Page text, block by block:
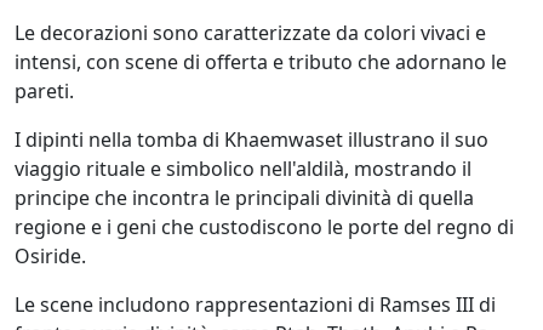
Le decorazioni sono caratterizzate da colori vivaci e
intensi, con scene di offerta e tributo che adornano le
pareti.
I dipinti nella tomba di Khaemwaset illustrano il suo
viaggio rituale e simbolico nell'aldilà, mostrando il
principe che incontra le principali divinità di quella
regione e i geni che custodiscono le porte del regno di
Osiride.
Le scene includono rappresentazioni di Ramses III di